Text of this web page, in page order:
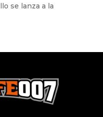
se lanza a la